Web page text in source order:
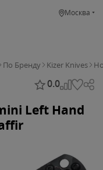
Москва
По Бренду Kizer Knives
0.0
Left Hand